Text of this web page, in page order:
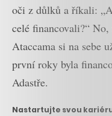
oči z důlků a říkali:
celé financovali?“
Ataccama si na sebe
první roky byla
Adastře.
Nastartujte svou